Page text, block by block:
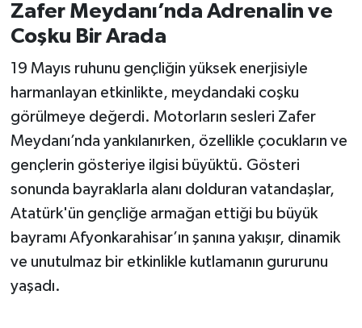
Zafer Meydanı’nda Adrenalin ve
Coşku Bir Arada
19 Mayıs ruhunu gençliğin yüksek enerjisiyle
harmanlayan etkinlikte, meydandaki coşku
görülmeye değerdi. Motorların sesleri Zafer
Meydanı’nda yankılanırken, özellikle çocukların ve
gençlerin gösteriye ilgisi büyüktü. Gösteri
sonunda bayraklarla alanı dolduran vatandaşlar,
Atatürk'ün gençliğe armağan ettiği bu büyük
bayramı Afyonkarahisar’ın şanına yakışır, dinamik
ve unutulmaz bir etkinlikle kutlamanın gururunu
yaşadı.